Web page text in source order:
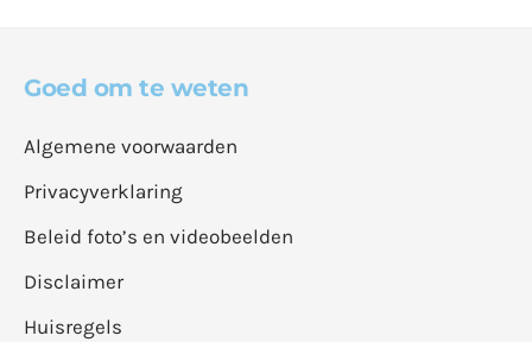
Goed om te weten
Algemene voorwaarden
Privacyverklaring
Beleid foto’s en videobeelden
Disclaimer
Huisregels